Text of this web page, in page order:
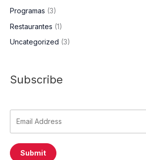
Programas (3)
Restaurantes (1)
Uncategorized (3)
Subscribe
Submit